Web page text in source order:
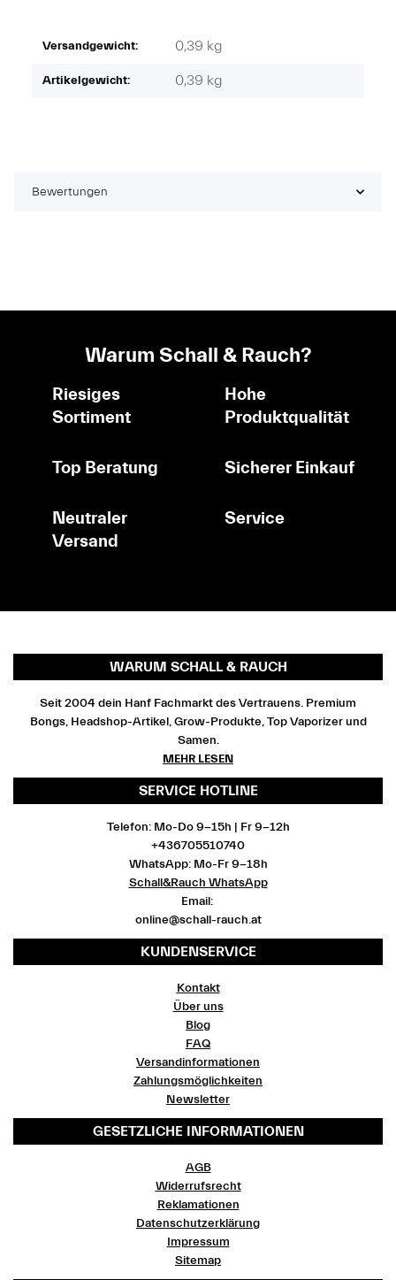
Versandgewicht: 0,39 kg
Artikelgewicht: 0,39 kg
Bewertungen
Warum Schall & Rauch?
Riesiges
Sortiment
Hohe
Produktqualität
Top Beratung Sicherer Einkauf
Neutraler
Versand
Service
WARUM SCHALL & RAUCH
Seit 2004 dein Hanf Fachmarkt des Vertrauens. Premium
Bongs, Headshop-Artikel, Grow-Produkte, Top Vaporizer und
Samen.
MEHR LESEN
SERVICE HOTLINE
Telefon: Mo-Do 9-15h | Fr 9-12h
+436705510740
WhatsApp: Mo-Fr 9-18h
Schall&Rauch WhatsApp
Email:
online@schall-rauch.at
KUNDENSERVICE
Kontakt
Über uns
Blog
FAQ
Versandinformationen
Zahlungsmöglichkeiten
Newsletter
GESETZLICHE INFORMATIONEN
AGB
Widerrufsrecht
Reklamationen
Datenschutzerklärung
Impressum
Sitemap